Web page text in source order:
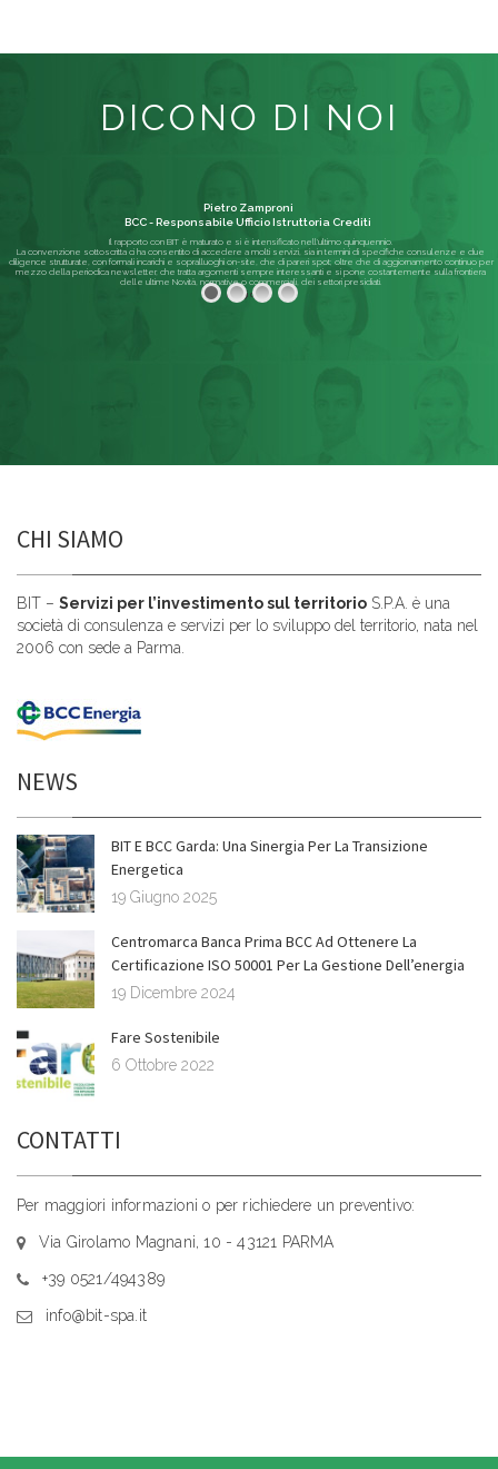
DICONO DI NOI
Il rapporto con BIT è maturato e si è intensificato nell'ultimo quinquennio.
La convenzione sottoscritta ci ha consentito di accedere a molti servizi, sia in termini di specifiche consulenze e due
diligence strutturate, con formali incarichi e sopralluoghi on-site, che di pareri spot; oltre che di aggiornamento continuo per
mezzo della periodica newsletter, che tratta argomenti sempre interessanti e si pone costantemente sulla frontiera
delle ultime Novità, normative o commerciali, dei settori presidiati.
Pietro Zamproni
BCC - Responsabile Ufficio Istruttoria Crediti
Leggi di più
CHI SIAMO
BIT – Servizi per l’investimento sul territorio S.P.A. è una
società di consulenza e servizi per lo sviluppo del territorio, nata nel
2006 con sede a Parma.
NEWS
BIT E BCC Garda: Una Sinergia Per La Transizione
Energetica
19 Giugno 2025
Centromarca Banca Prima BCC Ad Ottenere La
Certificazione ISO 50001 Per La Gestione Dell’energia
19 Dicembre 2024
Fare Sostenibile
6 Ottobre 2022
CONTATTI
Per maggiori informazioni o per richiedere un preventivo:
Via Girolamo Magnani, 10 - 43121 PARMA
+39 0521/494389
info@bit-spa.it